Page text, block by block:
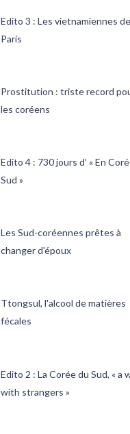
Edito 3 : Les vietnamiennes de
Paris
Prostitution : triste record
les coréens
Edito 4 : 730 jours d’ « En
Sud »
Les Sud-coréennes prêtes à
changer d'époux
Ttongsul, l'alcool de matières
fécales
Edito 2 : La Corée du Sud, « a
with strangers »